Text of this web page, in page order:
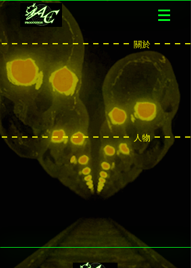
- - - - - - - - - - - - 關於 - -
- - - - - - - - - - - - 人物 - -